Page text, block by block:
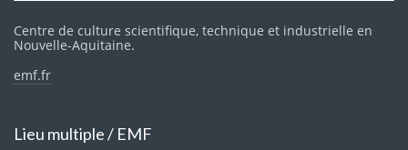
Centre de culture scientifique, technique et industrielle en
Nouvelle-Aquitaine.
emf.fr
Lieu multiple / EMF